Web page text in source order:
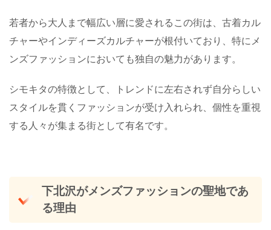
若者から大人まで幅広い層に愛されるこの街は、古着カル
チャーやインディーズカルチャーが根付いており、特にメ
ンズファッションにおいても独自の魅力があります。
シモキタの特徴として、トレンドに左右されず自分らしい
スタイルを貫くファッションが受け入れられ、個性を重視
する人々が集まる街として有名です。
下北沢がメンズファッションの聖地であ
る理由